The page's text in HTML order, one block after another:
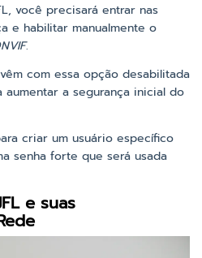
você precisará entrar nas
e habilitar manualmente o
.
com essa opção desabilitada
a segurança inicial do
criar um usuário específico
senha forte que será usada
e suas